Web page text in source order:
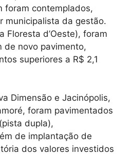
foram contemplados,
municipalista da gestão.
Floresta d’Oeste), foram
de novo pavimento,
superiores a R$ 2,1
Dimensão e Jacinópolis,
foram pavimentados
dupla),
de implantação de
dos valores investidos